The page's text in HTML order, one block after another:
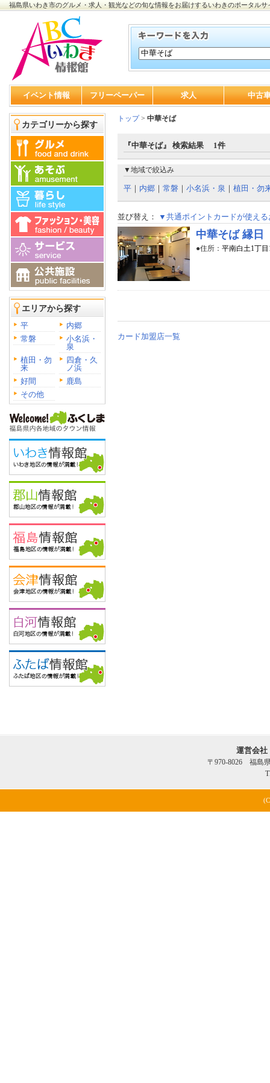
福島県いわき市のグルメ・求人・観光などの旬な情報をお届けするいわきのポータルサ
イベント情報 フリーペーパー 求人 中古
カテゴリーから探す
エリアから探す
平
内郷
常磐
小名浜・
泉
植田・勿
来
四倉・久
ノ浜
好間
鹿島
その他
トップ> 中華そば
『中華そば』 検索結果 1件
▼地域で絞込み
平 ｜ 内郷 ｜ 常磐 ｜ 小名浜・泉 ｜ 植田・勿
並び替え： ▼共通ポイントカードが使える
中華そば 縁日
●住所： 平南白土1丁目
カード加盟店一覧
運営会
〒970-8026 福島